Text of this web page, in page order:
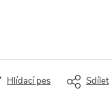
Hlídací pes Sdílet